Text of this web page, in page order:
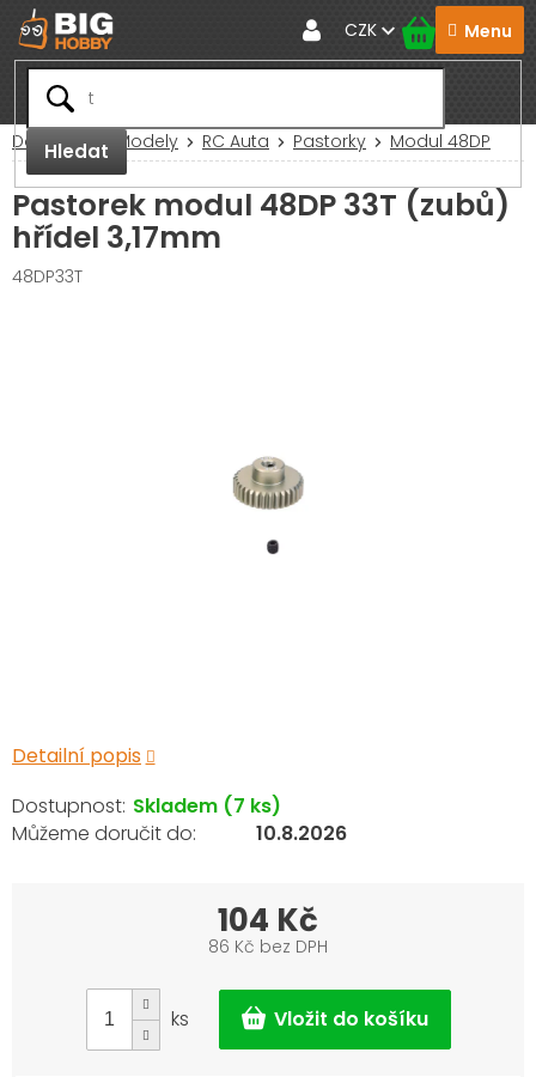
Přejít
na
obsah
Hledat
CZK
Domů RC Modely RC Auta Pastorky Modul 48DP
Pastorek modul 48DP 33T (zubů)
hřídel 3,17mm
48DP33T
Detailní popis
Skladem (7 ks)
10.8.2026
104 Kč
86 Kč bez DPH
cena:
ks